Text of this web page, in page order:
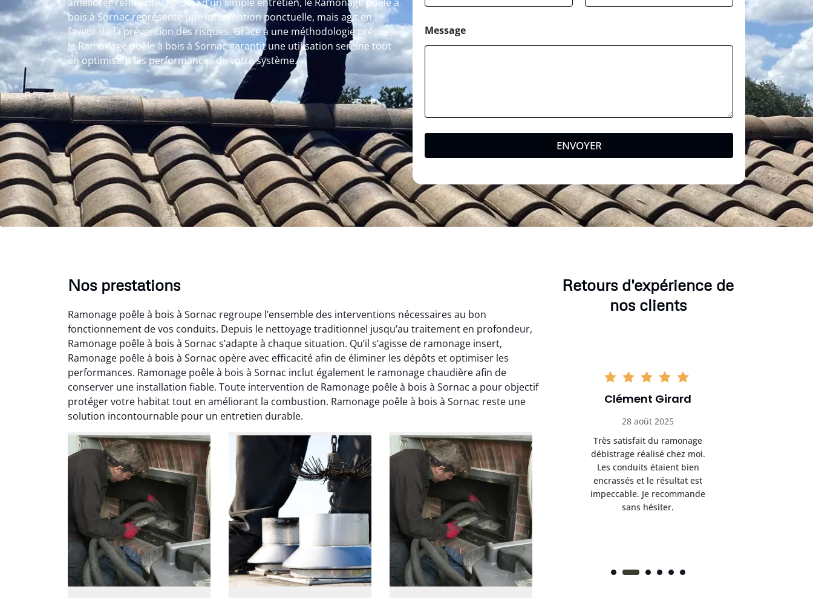
bois à Sornac représente une intervention ponctuelle, mais agit en
faveur de la prévention des risques. Grâce à une méthodologie précise,
le Ramonage poêle à bois à Sornac garantit une utilisation sereine tout
en optimisant les performances de votre système.
Message
ENVOYER
Nos prestations
Ramonage poêle à bois à Sornac regroupe l’ensemble des interventions nécessaires au bon
fonctionnement de vos conduits. Depuis le nettoyage traditionnel jusqu’au traitement en profondeur,
Ramonage poêle à bois à Sornac s’adapte à chaque situation. Qu’il s’agisse de ramonage insert,
Ramonage poêle à bois à Sornac opère avec efficacité afin de éliminer les dépôts et optimiser les
performances. Ramonage poêle à bois à Sornac inclut également le ramonage chaudière afin de
conserver une installation fiable. Toute intervention de Ramonage poêle à bois à Sornac a pour objectif
protéger votre habitat tout en améliorant la combustion. Ramonage poêle à bois à Sornac reste une
solution incontournable pour un entretien durable.
Retours d'expérience de
nos clients
Nicolas Perrin
22 janvier 2026
Intervention rapide et très
propre pour le ramonage
débistrage. On sent tout de
suite la différence au niveau
du tirage. Très satisfait.
Yannick Morel
Intervention très efficace
pour le ramonage débistrage
de ma cheminée. Le tirage
est nettement meilleur et
plus aucune odeur. Travail
propre et rapide.
Clément Girard
28 août 2025
Très satisfait du ramonage
débistrage réalisé chez moi.
Les conduits étaient bien
encrassés et le résultat est
impeccable. Je recommande
sans hésiter.